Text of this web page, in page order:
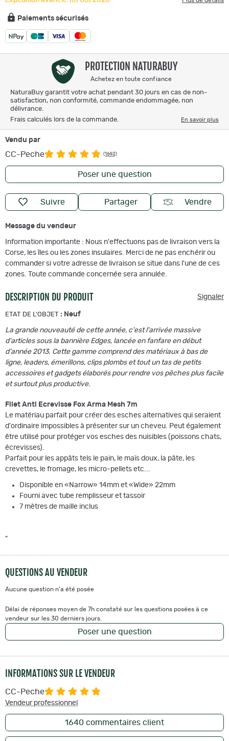
Paiements sécurisés
PROTECTION NATURABUY
Achetez en toute confiance
NaturaBuy garantit votre achat pendant 30 jours en cas de non-
satisfaction, non conformité, commande endommagée, non
délivrance.
Frais calculés lors de la commande.
En savoir plus
Vendu par
CC-Peche (1640)
Poser une question
Suivre Partager Vendre
Message du vendeur
Information importante : Nous n'effectuons pas de livraison vers la
Corse, les îles ou les zones insulaires. Merci de ne pas enchérir ou
commander si votre adresse de livraison se situe dans l'une de ces
zones. Toute commande concernée sera annulée.
DESCRIPTION DU PRODUIT Signaler
ETAT DE L'OBJET : Neuf
La grande nouveauté de cette année, c'est l'arrivée massive
d'articles sous la bannière Edges, lancée en fanfare en début
d'année 2013. Cette gamme comprend des matériaux à bas de
ligne, leaders, émerillons, clips plombs et tout un tas de petits
accessoires et gadgets élaborés pour rendre vos pêches plus facile
et surtout plus productive.
Filet Anti Ecrevisse Fox Arma Mesh 7m
Le matériau parfait pour créer des esches alternatives qui seraient
d'ordinaire impossibles à présenter sur un cheveu. Peut également
être utilisé pour protéger vos esches des nuisibles (poissons chats,
écrevisses).
Parfait pour les appâts tels le pain, le maïs doux, la pâte, les
crevettes, le fromage, les micro-pellets etc...
Disponible en «Narrow» 14mm et «Wide» 22mm
Fourni avec tube remplisseur et tassoir
7 mètres de maille inclus
"
QUESTIONS AU VENDEUR
Aucune question n'a été posée
Délai de réponses moyen de 7h constaté sur les questions posées à ce
vendeur sur les 30 derniers jours.
Poser une question
INFORMATIONS SUR LE VENDEUR
CC-Peche
Vendeur professionnel
1640 commentaires client